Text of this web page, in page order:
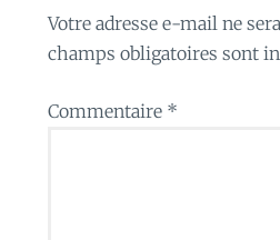
Votre adresse e-mail ne
champs obligatoires sont
Commentaire *